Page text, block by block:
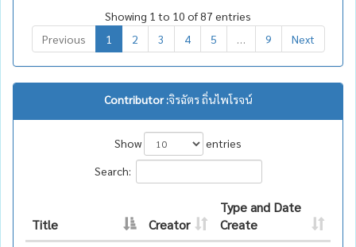
Showing 1 to 10 of 87 entries
Previous
1 2 3 4 5 9 Next
Contributor :จิรฉัตร ถิ่นไพโรจน์
Show
entries
Search:
Title Creator
Type and Date
Create